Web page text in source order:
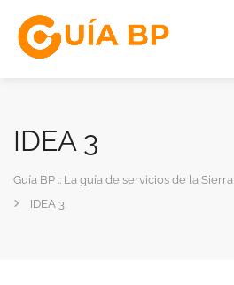
IDEA 3
Guía BP :: La guía de servicios de la Sierra
IDEA 3